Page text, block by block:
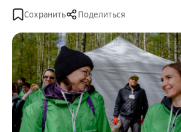
Сохранить Поделиться